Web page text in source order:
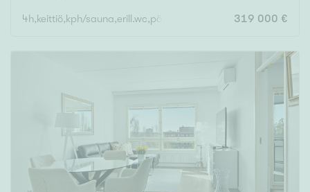
4h,keittiö,kph/sauna,erill.wc,päätypiha 319 000 €